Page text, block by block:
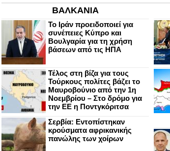
ΒΑΛΚΑΝΙΑ
Το Ιράν προειδοποιεί για
συνέπειες Κύπρο και
Βουλγαρία για τη χρήση
βάσεων από τις ΗΠΑ
Τέλος στη βίζα για τους
Τούρκους πολίτες βάζει το
Μαυροβούνιο από την 1η
Νοεμβρίου – Στο δρόμο για
την ΕΕ η Ποντγκόριτσα
Σερβία: Εντοπίστηκαν
κρούσματα αφρικανικής
πανώλης των χοίρων